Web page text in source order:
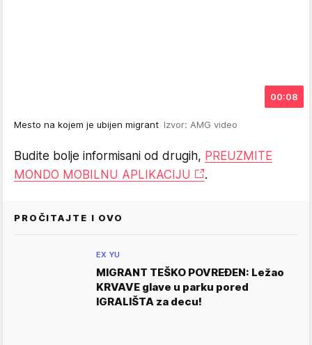
00:08
Mesto na kojem je ubijen migrant Izvor: AMG video
Budite bolje informisani od drugih, PREUZMITE
MONDO MOBILNU APLIKACIJU
.
PROČITAJTE I OVO
EX YU
MIGRANT TEŠKO POVREĐEN: Ležao
KRVAVE glave u parku pored
IGRALIŠTA za decu!